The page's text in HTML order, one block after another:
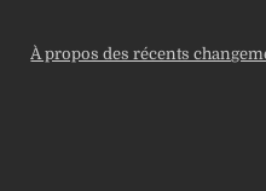
À propos des récents